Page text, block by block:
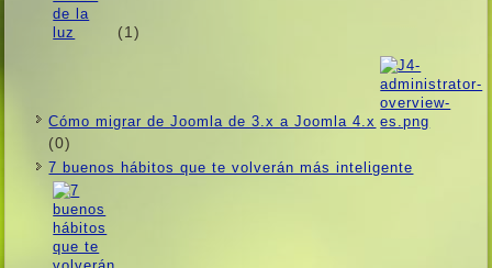
(1)
Cómo migrar de Joomla de 3.x a Joomla 4.x
(0)
7 buenos hábitos que te volverán más inteligente